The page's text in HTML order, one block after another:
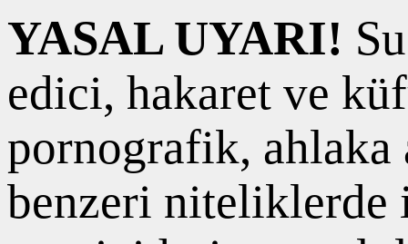
YASAL UYARI!
edici, hakaret ve
pornografik, ahlaka
benzeri niteliklerde